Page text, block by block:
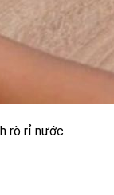
rò rỉ nước.